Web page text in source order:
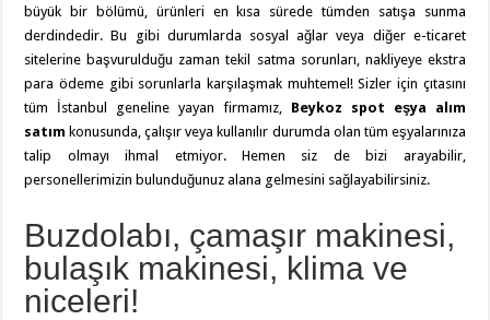
büyük bir bölümü, ürünleri en kısa sürede tümden satışa sunma
derdindedir. Bu gibi durumlarda sosyal ağlar veya diğer e-ticaret
sitelerine başvurulduğu zaman tekil satma sorunları, nakliyeye ekstra
para ödeme gibi sorunlarla karşılaşmak muhtemel! Sizler için çıtasını
tüm İstanbul geneline yayan firmamız, Beykoz spot eşya alım
satım konusunda, çalışır veya kullanılır durumda olan tüm eşyalarınıza
talip olmayı ihmal etmiyor. Hemen siz de bizi arayabilir,
personellerimizin bulunduğunuz alana gelmesini sağlayabilirsiniz.
Buzdolabı, çamaşır makinesi,
bulaşık makinesi, klima ve
niceleri!